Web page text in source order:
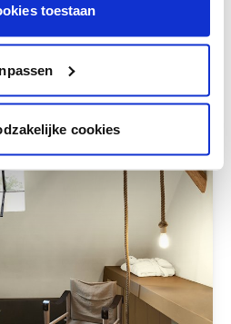
toestaan
cookies
ook iets voor jou